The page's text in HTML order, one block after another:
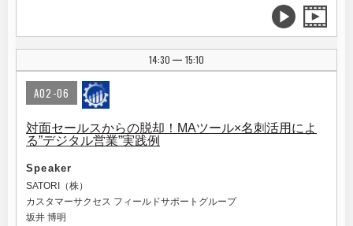
14:30 | 15:10
A02-06
対面セールスからの脱却！MAツール×名刺活用によ
る”デジタル営業”実践例
Speaker
SATORI（株）
カスタマーサクセス フィールドサポートグループ
坂井 博明